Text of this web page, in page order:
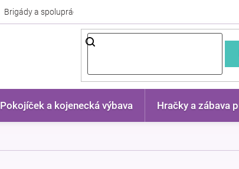
Brigády a spolupráce
Pokojíček a kojenecká výbava Hračky a zábava